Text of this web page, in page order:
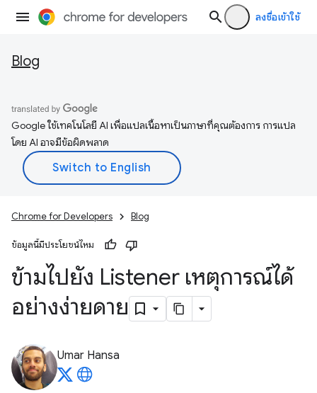
ลงชื่อเข้าใช้
Blog
Google ใช้เทคโนโลยี AI เพื่อแปลเนื้อหาเป็นภาษาที่คุณต้องการ การแปล
โดย AI อาจมีข้อผิดพลาด
Chrome for Developers Blog
ข้อมูลนี้มีประโยชน์ไหม
ข้ามไปยัง Listener เหตุการณ์ได้
อย่างง่ายดาย
Umar Hansa